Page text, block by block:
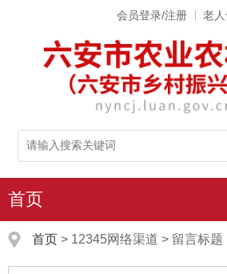
会员登录/注册 老
首页
首页 > 12345网络渠道 > 留言标题